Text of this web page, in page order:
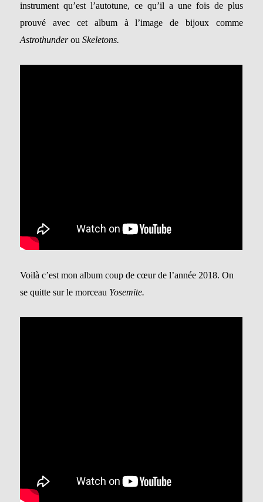
instrument qu’est l’autotune, ce qu’il a une fois de plus
prouvé avec cet album à l’image de bijoux comme
AstrothunderouSkeletons.
Voilà c’est mon album coup de cœur de l’année 2018. On
se quitte sur le morceau Yosemite.